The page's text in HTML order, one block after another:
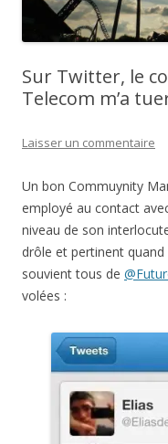
Sur Twitter, le
Telecom m’a
Laisser un commentaire
Un bon Commuynity
employé au contact
niveau de son
drôle et pertinent quand
souvient tous de
volées :